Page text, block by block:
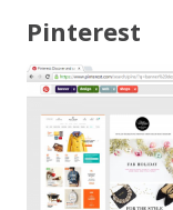
Pinterest